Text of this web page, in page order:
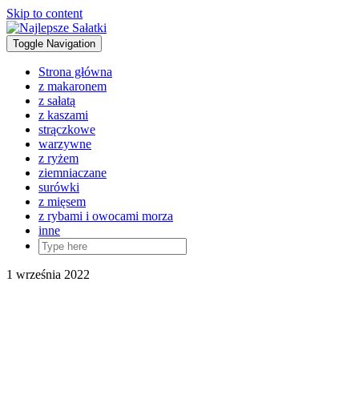
Skip to content
Toggle Navigation
Strona główna
z makaronem
z sałatą
z kaszami
strączkowe
warzywne
z ryżem
ziemniaczane
surówki
z mięsem
z rybami i owocami morza
inne
1 września 2022